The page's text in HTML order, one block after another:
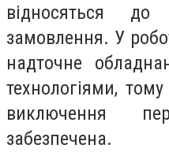
відносяться
замовлення. У
надточне
технологіями,
виключення
забезпечена.